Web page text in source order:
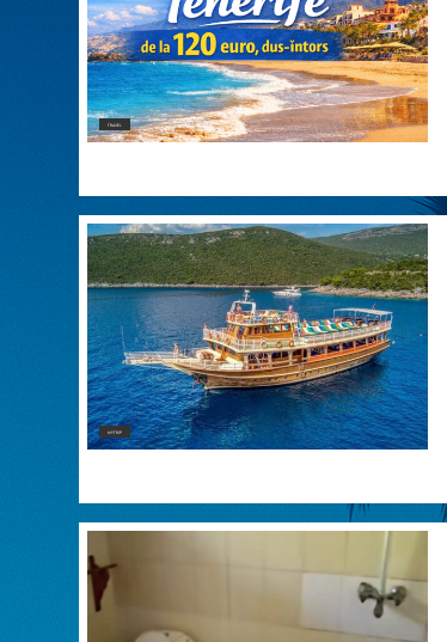
TRAVEL
MYTRIP